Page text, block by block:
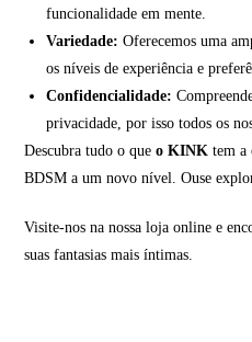
funcionalidade em mente.
Variedade: Oferecemos uma
os níveis de experiência e
Confidencialidade:
privacidade, por isso todos os
Descubra tudo o queo KINK tem a
BDSM a um novo nível. Ouse
Visite-nos na nossa loja online e
suas fantasias mais íntimas.